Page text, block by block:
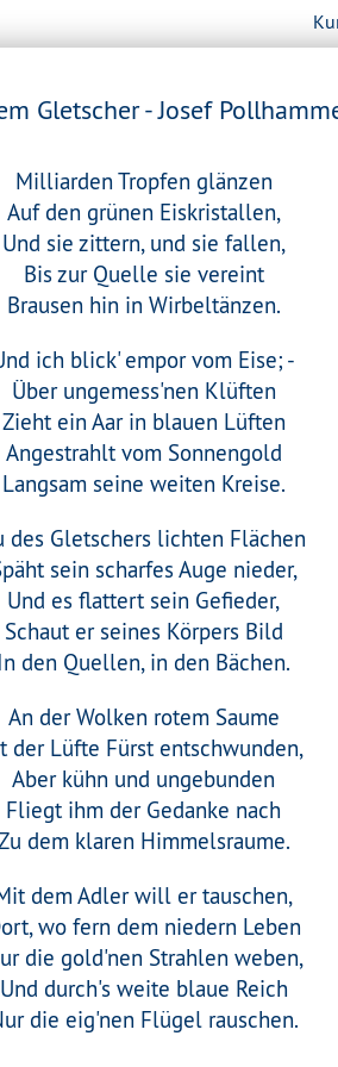
Gletscher - Josef
Milliarden Tropfen glänzen
Auf den grünen Eiskristallen,
Und sie zittern, und sie fallen,
Bis zur Quelle sie vereint
Brausen hin in Wirbeltänzen.
ich blick' empor vom Eise; -
Über ungemess'nen Klüften
Zieht ein Aar in blauen Lüften
Angestrahlt vom Sonnengold
Langsam seine weiten Kreise.
des Gletschers lichten Flächen
sein scharfes Auge nieder,
Und es flattert sein Gefieder,
Schaut er seines Körpers Bild
In den Quellen, in den Bächen.
An der Wolken rotem Saume
der Lüfte Fürst entschwunden,
Aber kühn und ungebunden
Fliegt ihm der Gedanke nach
dem klaren Himmelsraume.
dem Adler will er tauschen,
wo fern dem niedern Leben
die gold'nen Strahlen weben,
Und durch's weite blaue Reich
die eig'nen Flügel rauschen.